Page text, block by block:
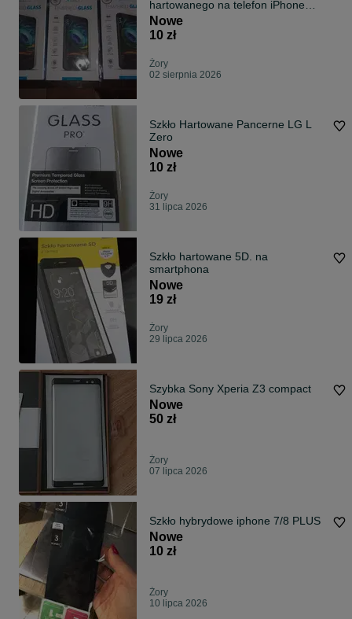
hartowanego na telefon iPhone
6/6s
Nowe
10 zł
Żory
02 sierpnia 2026
Szkło Hartowane Pancerne LG L
Zero
Nowe
10 zł
Żory
31 lipca 2026
Szkło hartowane 5D. na
smartphona
Nowe
19 zł
Żory
29 lipca 2026
Szybka Sony Xperia Z3 compact
Nowe
50 zł
Żory
07 lipca 2026
Szkło hybrydowe iphone 7/8 PLUS
Nowe
10 zł
Żory
10 lipca 2026